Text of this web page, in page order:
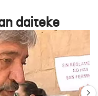
daiteke